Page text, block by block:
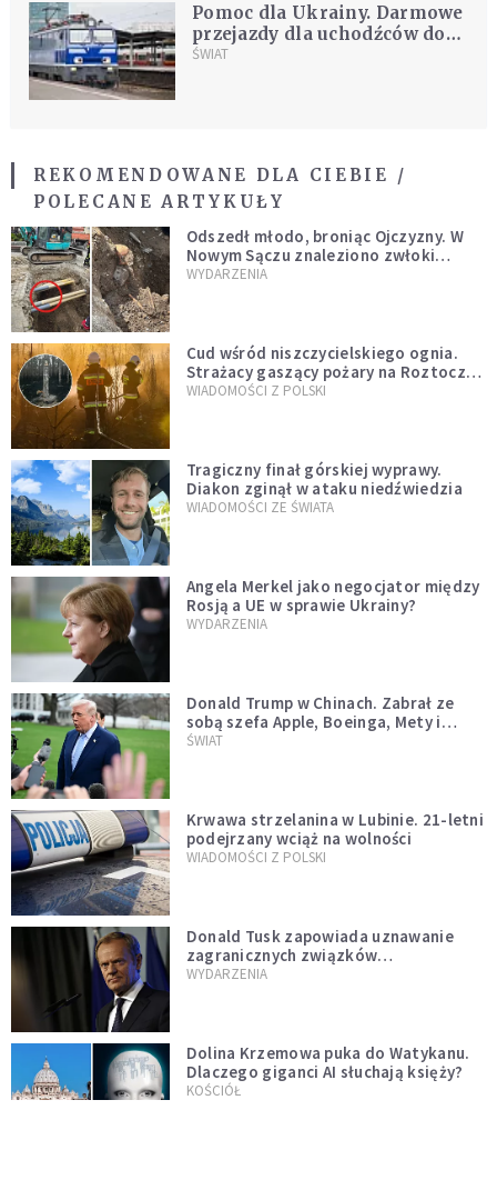
Pomoc dla Ukrainy. Darmowe
przejazdy dla uchodźców do
30 czerwca
ŚWIAT
REKOMENDOWANE DLA CIEBIE /
POLECANE ARTYKUŁY
Odszedł młodo, broniąc Ojczyzny. W
Nowym Sączu znaleziono zwłoki
mężczyzny z czasów potopu
WYDARZENIA
Cud wśród niszczycielskiego ognia.
Strażacy gaszący pożary na Roztoczu
opublikowali niezwykłe zdjęcie
WIADOMOŚCI Z POLSKI
Tragiczny finał górskiej wyprawy.
Diakon zginął w ataku niedźwiedzia
WIADOMOŚCI ZE ŚWIATA
Angela Merkel jako negocjator między
Rosją a UE w sprawie Ukrainy?
WYDARZENIA
Donald Trump w Chinach. Zabrał ze
sobą szefa Apple, Boeinga, Mety i
Muska
ŚWIAT
Krwawa strzelanina w Lubinie. 21-letni
podejrzany wciąż na wolności
WIADOMOŚCI Z POLSKI
Donald Tusk zapowiada uznawanie
zagranicznych związków
jednopłciowych. "Państwo oblało ten
WYDARZENIA
Dolina Krzemowa puka do Watykanu.
Dlaczego giganci AI słuchają księży?
KOŚCIÓŁ